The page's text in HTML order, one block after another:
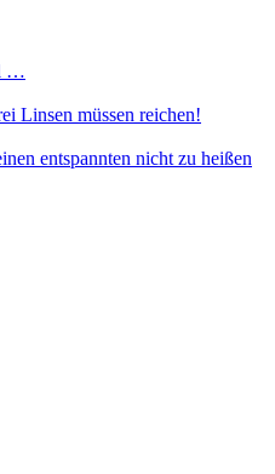
…
Linsen müssen reichen!
entspannten nicht zu heißen